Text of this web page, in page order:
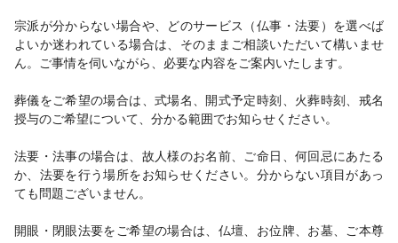
宗派が分からない場合や、どのサービス（仏事・法要）を選べば
よいか迷われている場合は、そのままご相談いただいて構いませ
ん。ご事情を伺いながら、必要な内容をご案内いたします。
葬儀をご希望の場合は、式場名、開式予定時刻、火葬時刻、戒名
授与のご希望について、分かる範囲でお知らせください。
法要・法事の場合は、故人様のお名前、ご命日、何回忌にあたる
か、法要を行う場所をお知らせください。分からない項目があっ
ても問題ございません。
開眼・閉眼法要をご希望の場合は、仏壇、お位牌、お墓、ご本尊